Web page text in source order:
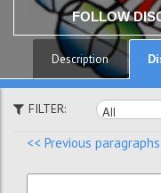
FOLLOW
Description
FILTER:
<< Previous paragraphs